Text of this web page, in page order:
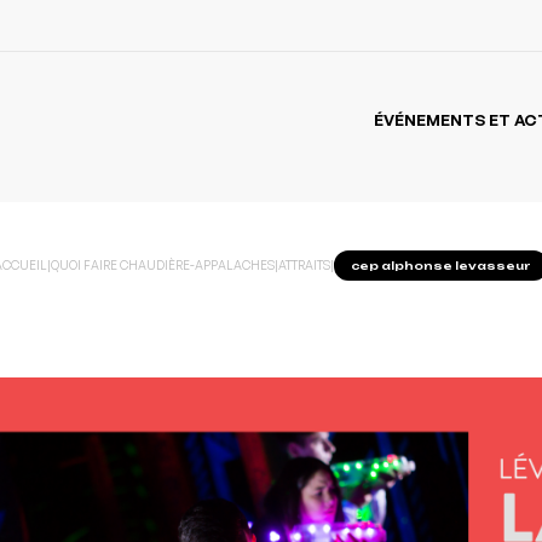
ÉVÉNEMENTS ET
|QUOI FAIRE CHAUDIÈRE-APPALACHES|ATTRAITS| cep alphonse levasseur